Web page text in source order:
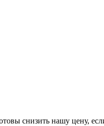
снизить нашу цену,